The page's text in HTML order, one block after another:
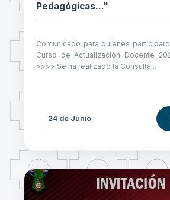
Pedagógicas..."
Comunicado para quienes
Curso de Actualización Docente
>>>> Se ha realizado la Consulta...
24 de Junio